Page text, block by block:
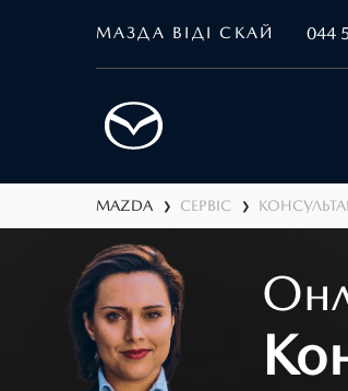
МАЗДА ВІДІ СКАЙ 044
MAZDA ❯ СЕРВІС ❯